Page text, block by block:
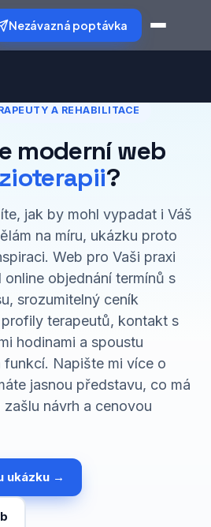
Nezávazná poptávka
A REHABILITACE
moderní web
?
jak by mohl vypadat i Váš
na míru, ukázku proto
Web pro Vaši praxi
objednání termínů s
srozumitelný ceník
terapeutů, kontakt s
hodinami a spoustu
Napište mi více o
jasnou představu, co má
návrh a cenovou
ukázku →